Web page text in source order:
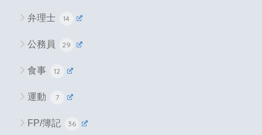
弁理士 14
公務員 29
食事 12
運動 7
FP/簿記 36